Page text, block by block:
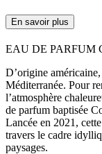
En savoir plus
EAU DE PARFUM
D’origine
Méditerranée. Pour
l’atmosphère
de parfum baptisée
Lancée en 2021,
travers le cadre
paysages.